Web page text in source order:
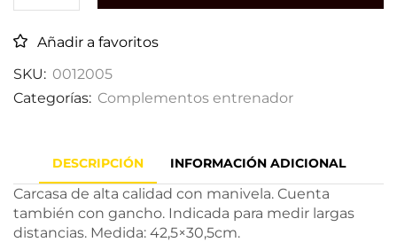
Añadir a favoritos
SKU: 0012005
Categorías: Complementos entrenador
DESCRIPCIÓN INFORMACIÓN ADICIONAL
Carcasa de alta calidad con manivela. Cuenta
también con gancho. Indicada para medir largas
distancias. Medida: 42,5×30,5cm.